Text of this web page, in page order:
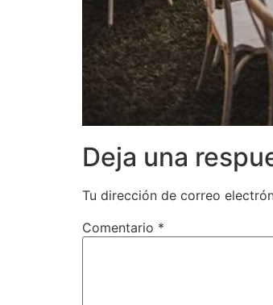
Deja una
Tu dirección de correo
Comentario *